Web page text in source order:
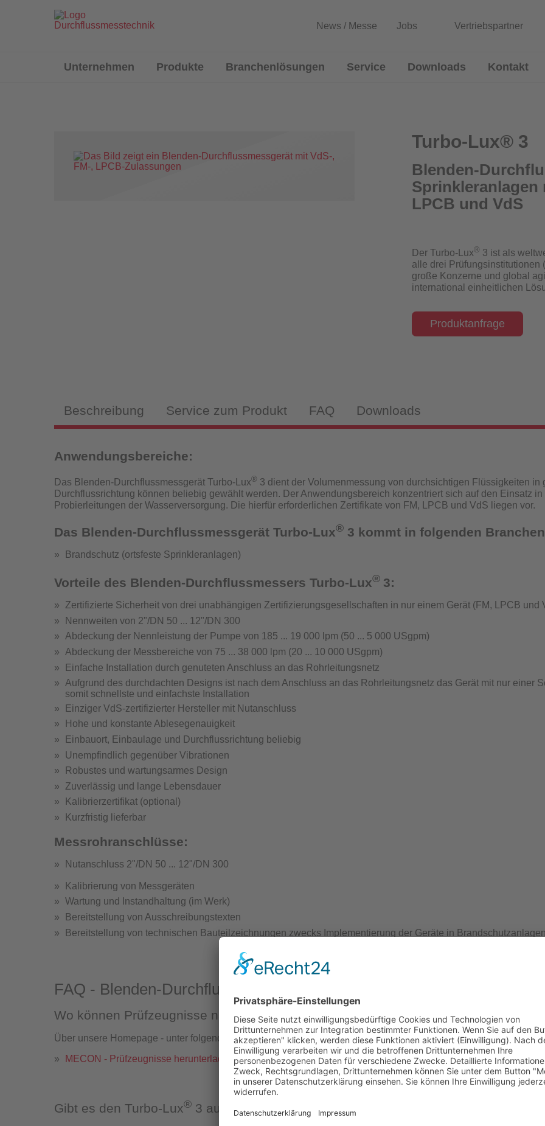
News / Messe Jobs Vertriebspartner
Unternehmen Produkte
Füllstandanzeiger
Prüfgeräte
Hydrantenprüfgerät Löschwasserversorgung
Hydrantenprüfgerät Wassernetzanalysen
Strömungsmelder Tester
Branchenlösungen
Durchflussmessgeräte für Sprinkleranlagen
Hydrantenprüfgeräte für die Löschwasserversorgung
Strömungsmelder-Tester für Sprinkleranlagen
Service
Download Prüfzeugnisse
Downloads Kontakt
Turbo-Lux® 3
Blenden-
Sprinkleranlagen
LPCB und VdS
Der Turbo-Lux® 3 ist als
alle drei Prüfungsinstitutionen
große Konzerne und global
international einheitlichen
Produktanfrage
Beschreibung Service zum Produkt FAQ Downloads
Anwendungsbereiche:
Das Blenden-Durchflussmessgerät Turbo-Lux® 3 dient der Volumenmessung von durchsichtigen Flüssigkeiten
Durchflussrichtung können beliebig gewählt werden. Der Anwendungsbereich konzentriert sich auf den Einsatz
Probierleitungen der Wasserversorgung. Die hierfür erforderlichen Zertifikate von FM, LPCB und VdS liegen vor.
Das Blenden-Durchflussmessgerät Turbo-Lux®3 kommt in folgenden
Brandschutz (ortsfeste Sprinkleranlagen)
Vorteile des Blenden-Durchflussmessers Turbo-Lux® 3:
Zertifizierte Sicherheit von drei unabhängigen Zertifizierungsgesellschaften in nur einem Gerät (FM, LPCB und
Nennweiten von 2"/DN 50 ... 12"/DN 300
Abdeckung der Nennleistung der Pumpe von 185 ... 19 000 lpm (50 ... 5 000 USgpm)
Abdeckung der Messbereiche von 75 ... 38 000 lpm (20 ... 10 000 USgpm)
Einfache Installation durch genuteten Anschluss an das Rohrleitungsnetz
Aufgrund des durchdachten Designs ist nach dem Anschluss an das Rohrleitungsnetz das Gerät mit nur einer
somit schnellste und einfachste Installation
Einziger VdS-zertifizierter Hersteller mit Nutanschluss
Hohe und konstante Ablesegenauigkeit
Einbauort, Einbaulage und Durchflussrichtung beliebig
Unempfindlich gegenüber Vibrationen
Robustes und wartungsarmes Design
Zuverlässig und lange Lebensdauer
Kalibrierzertifikat (optional)
Kurzfristig lieferbar
Messrohranschlüsse:
Nutanschluss 2"/DN 50 ... 12"/DN 300
Kalibrierung von Messgeräten
Wartung und Instandhaltung (im Werk)
Bereitstellung von Ausschreibungstexten
Bereitstellung von technischen Bauteilzeichnungen zwecks Implementierung der Geräte in
FAQ - Blenden-Durchflussmesser für Sprinkleranlagen - Turbo-Lux
Wo können Prüfzeugnisse nachträglich heruntergeladen werden?
Über unsere Homepage - unter folgendem Link finden Sie eine entsprechende Anleitung dazu:
MECON - Prüfzeugnisse herunterladen / Turbo-Lux® Serie - YouTube
Gibt es den Turbo-Lux®3 auch mit Flanschanschluss?